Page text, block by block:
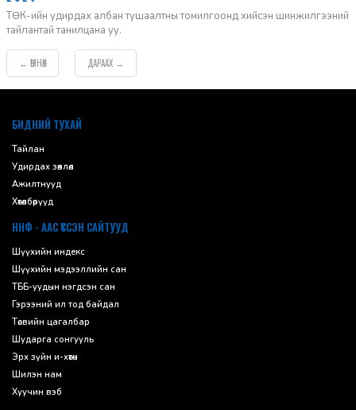
ТӨК-ийн удирдах албан тушаалтны томилгоонд хийсэн шинжилгээний
тайлантай танилцана уу.
← ӨМНӨХ ДАРААХ →
БИДНИЙ ТУХАЙ
Тайлан
Удирдах зөвлөл
Ажилтнууд
Хөтөлбөрүүд
ННФ - ААС ҮҮССЭН САЙТУУД
Шүүхийн индекс
Шүүхийн мэдээллийн сан
ТББ-уудын нэгдсэн сан
Гэрээний ил тод байдал
Төсвийн цагалбар
Шударга сонгууль
Эрх зүйн и-хөтөч
Шилэн нам
Хуучин вэб